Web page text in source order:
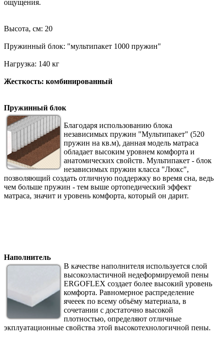
ощущения.
Высота, см: 20
Пружинный блок: "мультипакет 1000 пружин"
Нагрузка: 140 кг
Жесткость: комбинированный
Пружинный блок
Благодаря использованию блока
независимых пружин "Мультипакет" (520
пружин на кв.м), данная модель матраса
обладает высоким уровнем комфорта и
анатомических свойств. Мультипакет - блок
независимых пружин класса "Люкс",
позволяющий создать отличную поддержку во время сна, ведь
чем больше пружин - тем выше ортопедический эффект
матраса, значит и уровень комфорта, который он дарит.
Наполнитель
В качестве наполнителя используется слой
высокоэластичной недеформируемой пены
ERGOFLEX создает более высокий уровень
комфорта. Равномерное распределение
ячееек по всему объёму материала, в
сочетании с достаточно высокой
плотностью, определяют отличные
экплуатационные свойства этой высокотехнологичной пены.